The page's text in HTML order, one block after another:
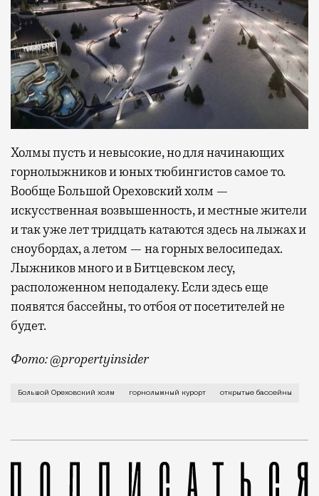
Холмы пусть и невысокие, но для начинающих
горнолыжников и юных тюбингистов самое то.
Вообще Большой Ореховский холм —
искусственная возвышенность, и местные жители
и так уже лет тридцать катаются здесь на лыжах и
сноубордах, а летом — на горных велосипедах.
Лыжников много и в Битцевском лесу,
расположенном неподалеку. Если здесь еще
появятся бассейны, то отбоя от посетителей не
будет.
Фото: @propertyinsider
Программа комплексного развития территорий
Большой Ореховский холм горнолыжный курорт открытые бассейны